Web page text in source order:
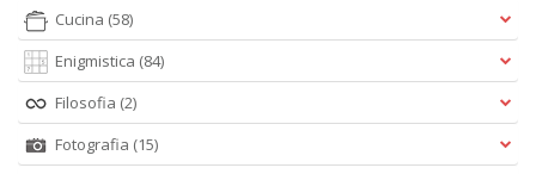
Cucina (58)
Enigmistica (84)
Filosofia (2)
Fotografia (15)